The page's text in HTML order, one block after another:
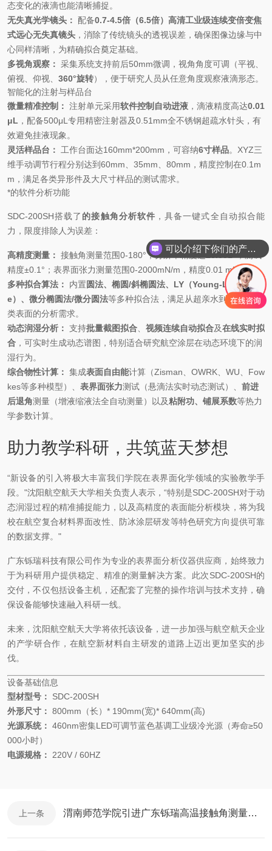
态变化的液滴也能清晰捕捉。
无失真光学镜头： 配备0.7-4.5倍（6.5倍）高清工业级连续变倍变焦
式远心无失真镜头 ，消除了传统镜头的透视误差，确保图像边缘与中
心同样清晰，为精确拟合奠定基础。
多视角观察： 采集系统支持前后50mm微调，视角角度可调（平视、
俯视、仰视、 360°旋转），便于研究人员从任意角度观察液滴形态。
智能化的注射与样品台
微量精准控制： 注射单元采用软件控制自动进液 ，滴液精度高达0.01
μL ，配备500μL专用精密注射器及0.51mm全不锈钢超疏水针头，有
效避免挂液现象。
灵活样品台：
工作台面达160mm*200mm，可容纳6寸样品。XYZ三
维手动调节行程分别达到60mm、35mm、80mm，精度控制在0.1m
m，满足各类异形件及大尺寸样品的测试需求。
*的软件分析功能
SDC-200SH搭载了 的接触角分析软件 ，具备一键式全自动拟合能
力，限度排除人为误差：
高精度测量： 接触角测量范围0-180°，分辨率精度达±0.001°，测试
精度±0.1°；表界面张力测量范围0-2000mN/m，精度0.01 mN/m。
多种拟合算法：
内置圆法、椭圆/斜椭圆法、LY（Young-Laplac
e）、微分椭圆法/微分圆法等多种拟合法，满足从超亲水到超疏水各
类表面的分析需求。
动态润湿分析： 支持批量截图拟合 视频连续自动拟合及在线实时拟
合 ，可实时生成动态谱图，特别适合研究航空涂层在动态环境下的润
湿行为。
综合物性计算： 集成表面自由能计算（Zisman、OWRK、WU、Fow
kes等多种模型）、 表界面张力测试（悬滴法实时动态测试）、 前进
后退角测量（增液缩液法全自动测量）以及粘附功、铺展系数等热力
学参数计算。
助力教学科研，共筑蓝天梦想
“新设备的引入将极大丰富我们学院在表界面化学领域的实验教学手
段。"沈阳航空航天大学相关负责人表示，“特别是SDC-200SH对于动
态润湿过程的精准捕捉能力，以及高精度的表面能分析模块，将为我
校在航空复合材料界面改性、防冰涂层研发等特色研究方向提供可靠
的数据支撑。"
广东铄瑞科技有限公司作为专业的表界面分析仪器供应商，始终致力
于为科研用户提供稳定、精准的测量解决方案。此次SDC-200SH的
交付，不仅包括设备主机，还配套了完整的操作培训与技术支持，确
保设备能够快速融入科研一线。
未来，沈阳航空航天大学将依托该设备，进一步加强与航空航天企业
的产学研合作，在航空新材料自主研发的道路上迈出更加坚实的步
伐。
设备基础信息
型材型号：
SDC-200SH
外形尺寸： 800mm（长）* 190mm(宽)* 640mm(高)
光源系统： 460nm密集LED可调节蓝色基调工业级冷光源（寿命≥50
000小时）
电源规格：
220V / 60HZ
上一条 渭南师范学院引进广东铄瑞高温接触角测量仪，助力材料表面科学研究
可以介绍下你们的产品么